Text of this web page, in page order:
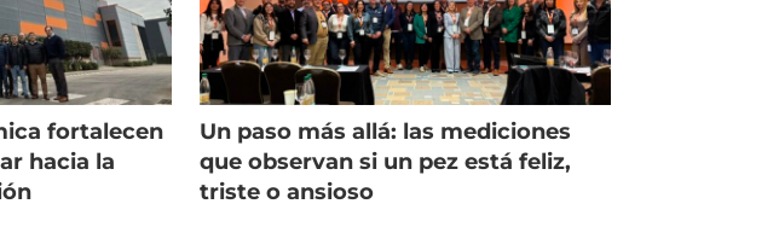
fortalecen
hacia la
Un paso más allá: las mediciones
que observan si un pez está feliz,
triste o ansioso